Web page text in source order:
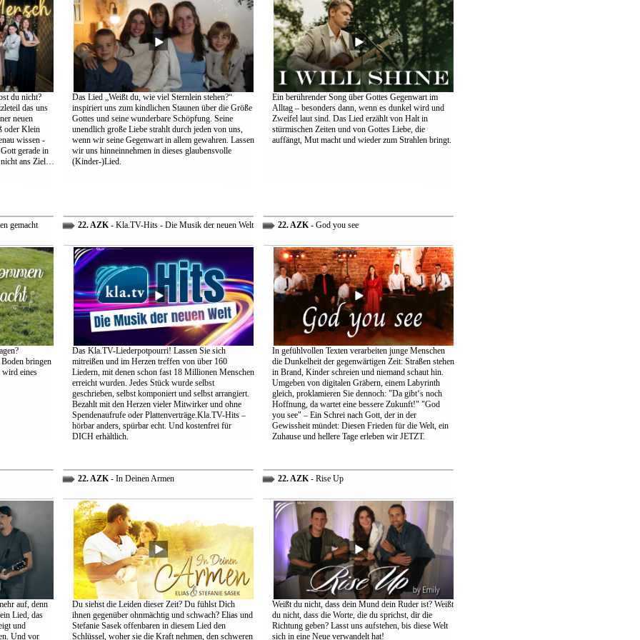
du nicht?
das uns
neuen
oder Klein
wissen -
gerade in
ans Ziel…
Das Lied „Weißt du, wie viel Sternlein stehen?“
inspiriert uns zum kindlichen Staunen über die Größe
Gottes und seine wunderbare Schöpfung. Seine
unendlich große Liebe strahlt durch jeden von uns,
wenn wir seine Gegenwart in allem gewahren. Lassen
wir uns hinneinnehmen in dieses glaubensvolle
(Kinder-)Lied.
Ein berührender Song über Gottes Gegenwart im
Alltag – besonders dann, wenn es dunkel wird und
Zweifel laut sind. Das Lied erzählt von Halt in
stürmischen Zeiten und von Gottes Liebe, die
auffängt, Mut macht und wieder zum Strahlen bringt.
gemacht
bringen
eines
22. AZK- Kla.TV-Hits - Die Musik der neuen Welt
Das Kla.TV-Liederpotpourri! Lassen Sie sich
mitreißen und im Herzen treffen von über 160
Liedern, mit denen schon fast 18 Millionen Menschen
erreicht wurden. Jedes Stück wurde selbst
geschrieben, selbst komponiert und selbst arrangiert.
Bezahlt mit den Herzen vieler Mitwirker und ohne
Spendenaufrufe oder Plattenverträge.Kla.TV-Hits –
hörbar anders, spürbar echt. Und kostenfrei für
DICH erhältlich.
22. AZK- God you see
In gefühlvollen Texten verarbeiten junge Menschen
die Dunkelheit der gegenwärtigen Zeit: Straßen stehen
in Brand, Kinder schreien und niemand schaut hin.
Umgeben von digitalen Gräbern, einem Labyrinth
gleich, proklamieren Sie dennoch: "Da gibt‘s noch
Hoffnung, da wartet eine bessere Zukunft!" "God
you see" – Ein Schrei nach Gott, der in der
Gewissheit mündet: Diesen Frieden für die Welt, ein
Zuhause und hellere Tage erleben wir JETZT.
auf, denn
Lied, das
und
Und vor
22. AZK- In Deinen Armen
Du siehst die Leiden dieser Zeit? Du fühlst Dich
ihnen gegenüber ohnmächtig und schwach? Elias und
Stefanie Sasek offenbaren in diesem Lied den
Schlüssel, woher sie die Kraft nehmen, den schweren
22. AZK- Rise Up
Weißt du nicht, dass dein Mund dein Ruder ist? Weißt
du nicht, dass die Worte, die du sprichst, dir die
Richtung geben? Lasst uns aufstehen, bis diese Welt
sich in eine Neue verwandelt hat!